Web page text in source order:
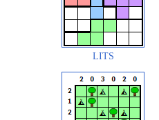
LITS